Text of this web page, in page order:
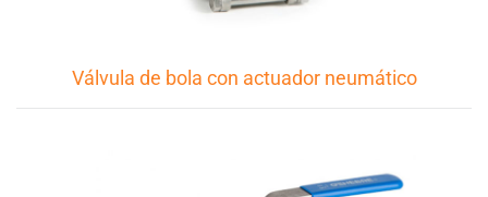
Válvula de bola con actuador neumático